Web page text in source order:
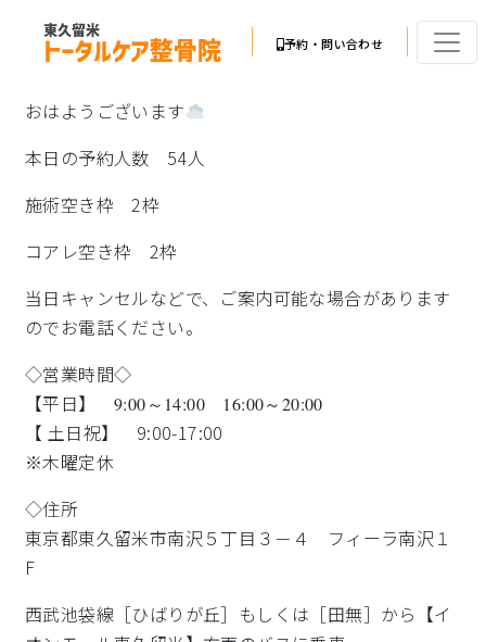
予約・問い合わせ
おはようございます
本日の予約人数 54人
施術空き枠 2枠
コアレ空き枠 2枠
当日キャンセルなどで、ご案内可能な場合があります
のでお電話ください。
◇営業時間◇
【平日】 9:00～14:00 16:00～20:00
【 土日祝】 9:00-17:00
※木曜定休
◇住所
東京都東久留米市南沢５丁目３－４ フィーラ南沢１
F
西武池袋線［ひばりが丘］もしくは［田無］から【イ